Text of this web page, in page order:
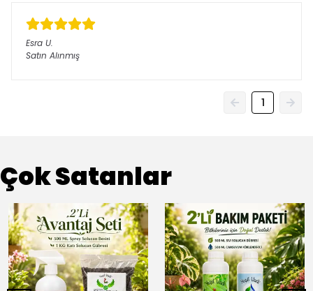
Esra U.
Satın Alınmış
1
Çok Satanlar